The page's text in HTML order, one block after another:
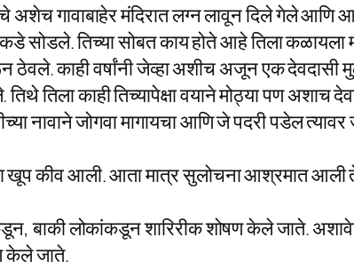
गावाबाहेर मंदिरात लग्न लावून दिले गेले आणि
सोडले. तिच्या सोबत काय होते आहे तिला कळायला
काही वर्षांनी जेव्हा अशीच अजून‌ एक देवदासी
काही तिच्यापेक्षा वयाने मोठ्या पण अशाच
नावाने जोगवा मागायचा आणि जे पदरी पडेल
खूप कीव आली. आता मात्र सुलोचना आश्रमात आली
बाकी लोकांकडून शारिरीक शोषण केले जाते.
केले जाते.